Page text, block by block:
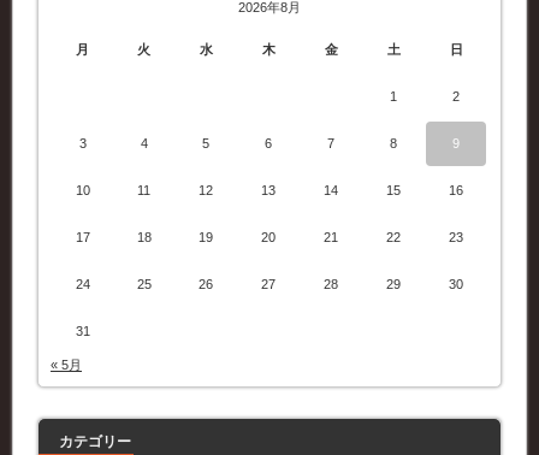
2026年8月
月 火 水 木 金 土 日
1 2
3 4 5 6 7 8 9
10 11 12 13 14 15 16
17 18 19 20 21 22 23
24 25 26 27 28 29 30
31
« 5月
カテゴリー